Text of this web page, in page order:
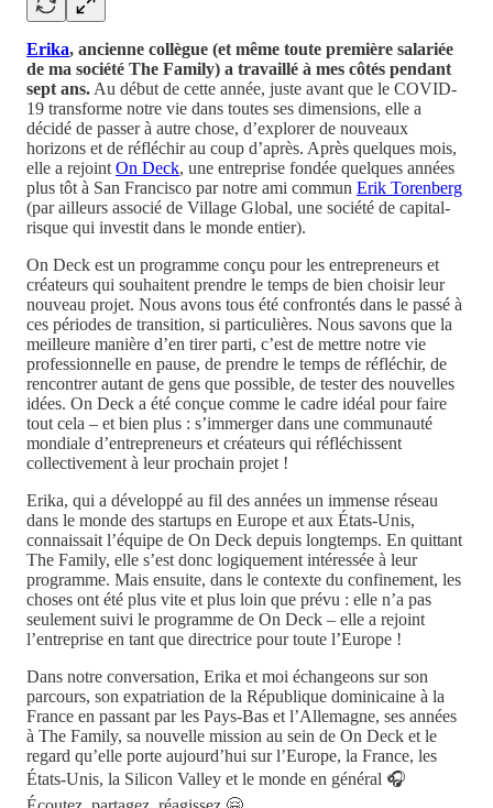
Erika, ancienne collègue (et même toute première salariée
de ma société The Family) a travaillé à mes côtés pendant
sept ans. Au début de cette année, juste avant que le COVID-
19 transforme notre vie dans toutes ses dimensions, elle a
décidé de passer à autre chose, d’explorer de nouveaux
horizons et de réfléchir au coup d’après. Après quelques mois,
elle a rejoint On Deck, une entreprise fondée quelques années
plus tôt à San Francisco par notre ami commun Erik Torenberg
(par ailleurs associé de Village Global, une société de capital-
risque qui investit dans le monde entier).
On Deck est un programme conçu pour les entrepreneurs et
créateurs qui souhaitent prendre le temps de bien choisir leur
nouveau projet. Nous avons tous été confrontés dans le passé à
ces périodes de transition, si particulières. Nous savons que la
meilleure manière d’en tirer parti, c’est de mettre notre vie
professionnelle en pause, de prendre le temps de réfléchir, de
rencontrer autant de gens que possible, de tester des nouvelles
idées. On Deck a été conçue comme le cadre idéal pour faire
tout cela – et bien plus : s’immerger dans une communauté
mondiale d’entrepreneurs et créateurs qui réfléchissent
collectivement à leur prochain projet !
Erika, qui a développé au fil des années un immense réseau
dans le monde des startups en Europe et aux États-Unis,
connaissait l’équipe de On Deck depuis longtemps. En quittant
The Family, elle s’est donc logiquement intéressée à leur
programme. Mais ensuite, dans le contexte du confinement, les
choses ont été plus vite et plus loin que prévu : elle n’a pas
seulement suivi le programme de On Deck – elle a rejoint
l’entreprise en tant que directrice pour toute l’Europe !
Dans notre conversation, Erika et moi échangeons sur son
parcours, son expatriation de la République dominicaine à la
France en passant par les Pays-Bas et l’Allemagne, ses années
à The Family, sa nouvelle mission au sein de On Deck et le
regard qu’elle porte aujourd’hui sur l’Europe, la France, les
États-Unis, la Silicon Valley et le monde en général 🎧